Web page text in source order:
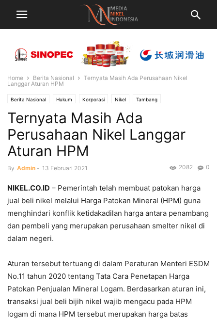
Home Berita Nasional
Ternyata Masih Ada Perusahaan Nikel
Langgar Aturan HPM
Berita Nasional Hukum Korporasi Nikel Tambang
Ternyata Masih Ada
Perusahaan Nikel Langgar
Aturan HPM
By Admin - 13 Februari 2021 0
2082
NIKEL.CO.ID – Pemerintah telah membuat patokan harga
jual beli nikel melalui Harga Patokan Mineral (HPM) guna
menghindari konflik ketidakadilan harga antara penambang
dan pembeli yang merupakan perusahaan smelter nikel di
dalam negeri.
Aturan tersebut tertuang di dalam Peraturan Menteri ESDM
No.11 tahun 2020 tentang Tata Cara Penetapan Harga
Patokan Penjualan Mineral Logam. Berdasarkan aturan ini,
transaksi jual beli bijih nikel wajib mengacu pada HPM
logam di mana HPM tersebut merupakan harga batas